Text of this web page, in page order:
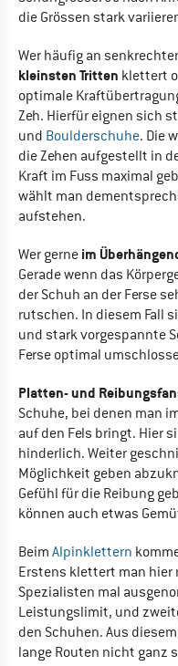
die Grössen stark
Wer häufig an
kleinsten Tritten klettert
optimale
Zeh. Hierfür eignen sich
und Boulderschuhe. Die
die Zehen aufgestellt in
Kraft im Fuss maximal
wählt man
aufstehen.
Wer gerne im
Gerade wenn das
der Schuh an der Ferse
rutschen. In diesem Fall
und stark vorgespannte
Ferse optimal
Platten- und
Schuhe, bei denen man
auf den Fels bringt. Hier
hinderlich. Weiter
Möglichkeit geben
Gefühl für die Reibung
können auch etwas
Beim Alpinklettern
Erstens klettert man hier
Spezialisten mal
Leistungslimit, und
den Schuhen. Aus
lange Routen nicht ganz